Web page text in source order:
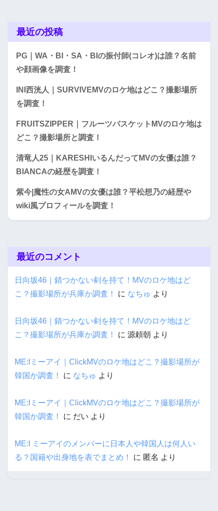
最近の投稿
PG｜WA・BI・SA・BIの振付師(コレオ)は誰？名前
や顔画像を調査！
INI西洸人｜SURVIVEMVのロケ地はどこ？撮影場所
を調査！
FRUITSZIPPER｜フルーツバスケットMVのロケ地は
どこ？撮影場所と調査！
清竜人25｜KARESHIいるんだってMVの女優は誰？
BIANCAの経歴を調査！
紫今|魔性の女AMVの女優は誰？平松想乃の経歴や
wiki風プロフィールを調査！
最近のコメント
日向坂46｜錆つかない剣を持て！MVのロケ地はど
こ？撮影場所が兵庫か調査！
に なちゅ より
日向坂46｜錆つかない剣を持て！MVのロケ地はど
こ？撮影場所が兵庫か調査！
に 源頼朝 より
ME:Iミーアイ｜ClickMVのロケ地はどこ？撮影場所が
韓国か調査！
に なちゅ より
ME:Iミーアイ｜ClickMVのロケ地はどこ？撮影場所が
韓国か調査！
に だい より
ME:I ミーアイのメンバーに日本人や韓国人は何人い
る？国籍や出身地を表でまとめ！
に 匿名 より